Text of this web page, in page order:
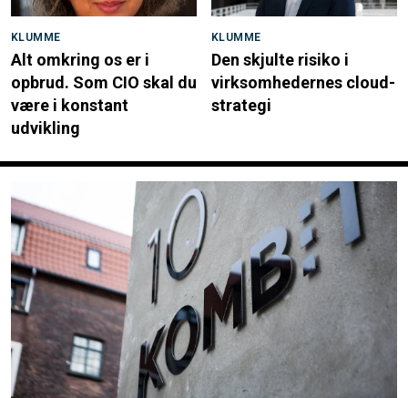
KLUMME
Alt omkring os er i
opbrud. Som CIO skal du
være i konstant
udvikling
KLUMME
Den skjulte risiko i
virksomhedernes cloud-
strategi